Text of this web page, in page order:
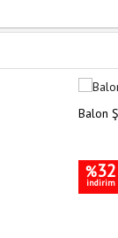
Balon
%32
indirim